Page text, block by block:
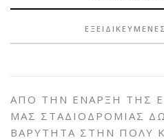
ΑΠO ΤΗΝ ΕΝΑΡΞΗ ΤΗΣ
ΜΑΣ ΣΤΑΔΙΟΔΡΟΜΙΑΣ
ΒΑΡΥΤΗΤΑ ΣΤΗΝ ΠΟΛΥ